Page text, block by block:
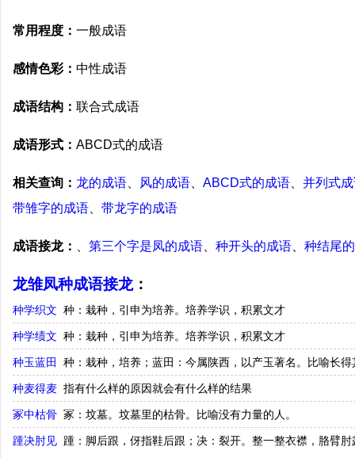
常用程度： 一般成语
感情色彩： 中性成语
成语结构： 联合式成语
成语形式： ABCD式的成语
相关查询： 龙的成语 风的成语 ABCD式的成语
并列式
带雏字的成语
带龙字的成语
成语接龙： 第三个字是凤的成语 种开头的成语 种结尾
龙雏凤种成语接龙：
种学织文 种：栽种，引申为培养。培养学识，积累文才
种学绩文 种：栽种，引申为培养。培养学识，积累文才
种玉蓝田 种：栽种，培养；蓝田：今属陕西，以产玉著名。比喻长
种麦得麦 指有什么样的原因就会有什么样的结果
冢中枯骨 冢：坟墓。坟墓里的枯骨。比喻没有力量的人。
踵决肘见 踵：脚后跟，伢指鞋后跟；决：裂开。整一整衣襟，胳臂